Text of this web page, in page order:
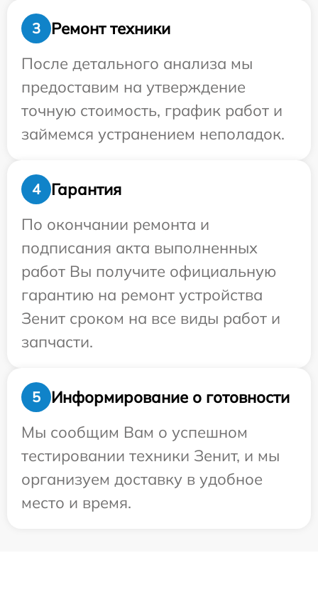
3
Ремонт техники
После детального анализа мы
предоставим на утверждение
точную стоимость, график работ и
займемся устранением неполадок.
4
Гарантия
По окончании ремонта и
подписания акта выполненных
работ Вы получите официальную
гарантию на ремонт устройства
Зенит сроком на все виды работ и
запчасти.
5
Информирование о готовности
Мы сообщим Вам о успешном
тестировании техники Зенит, и мы
организуем доставку в удобное
место и время.